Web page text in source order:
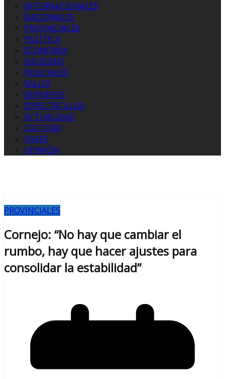
INTERNACIONALES
NACIONALES
PROVINCIALES
POLÍTICA
ECONOMÍA
SOCIEDAD
POLICIALES
SALUD
DEPORTES
ESPECTÁCULOS
ACTUALIDAD
CULTURA
VIAJES
OPINIÓN
PROVINCIALES
Cornejo: “No hay que cambiar el
rumbo, hay que hacer ajustes para
consolidar la estabilidad”